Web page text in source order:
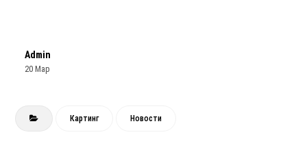
Admin
20 Мар
Картинг Новости